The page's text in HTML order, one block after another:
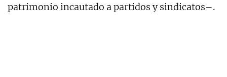
patrimonio incautado a partidos y sindicatos–.